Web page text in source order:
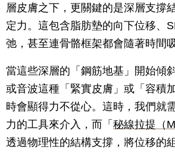
層皮膚之下，更關鍵的是深層支撐
定力。這包含脂肪墊的向下位移、
弛，甚至連骨骼框架都會隨著時間
當這些深層的「鋼筋地基」開始傾
或音波這種「緊實皮膚」或「容積
時會顯得力不從心。這時，我們就
力的工具來介入，而「 秘線拉提（
透過物理性的結構支撐，將位移的